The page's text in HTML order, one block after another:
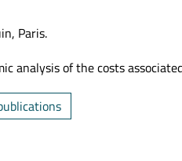
Paris.
analysis of the costs